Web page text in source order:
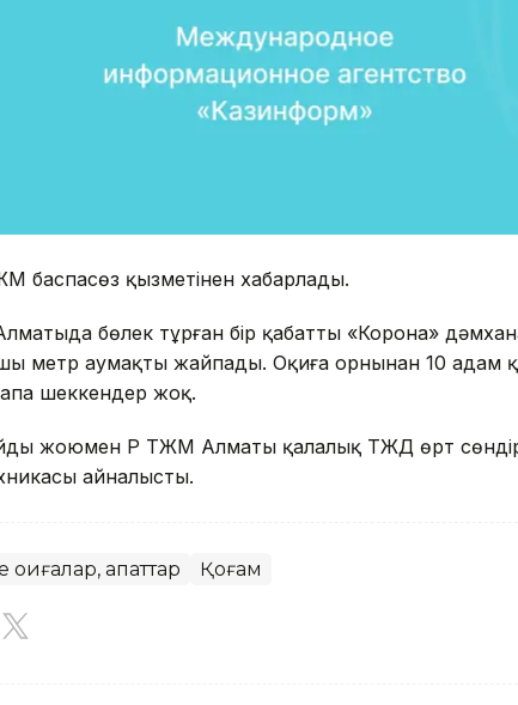
баспасөз қызметінен хабарлады.
бөлек тұрған бір қабатты «Корона»
метр аумақты жайпады. Оқиға орнынан 10 адам
шеккендер жоқ.
жоюмен ҚР ТЖМ Алматы қалалық ТЖД өрт
айналысты.
апаттар Қоғам